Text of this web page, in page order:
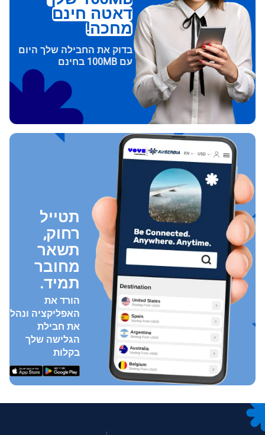
דאטה חינם
מחכה!
בדוק את החבילה שלך היום
עם 100MB בחינם
תטייל
רחוק,
תשאר
מחובר
תמיד.
הורד את
האפליקציה ונהל
את חבילת
הגלישה שלך
בקלות